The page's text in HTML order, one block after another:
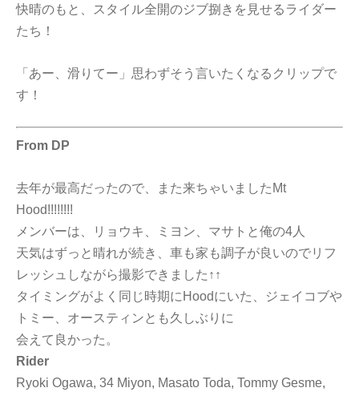
快晴のもと、スタイル全開のジブ捌きを見せるライダー
たち！
「あー、滑りてー」思わずそう言いたくなるクリップで
す！
From DP
去年が最高だったので、また来ちゃいましたMt
Hood!!!!!!!!
メンバーは、リョウキ、ミヨン、マサトと俺の4人
天気はずっと晴れが続き、車も家も調子が良いのでリフ
レッシュしながら撮影できました↑↑
タイミングがよく同じ時期にHoodにいた、ジェイコブや
トミー、オースティンとも久しぶりに
会えて良かった。
Rider
Ryoki Ogawa, 34 Miyon, Masato Toda, Tommy Gesme,